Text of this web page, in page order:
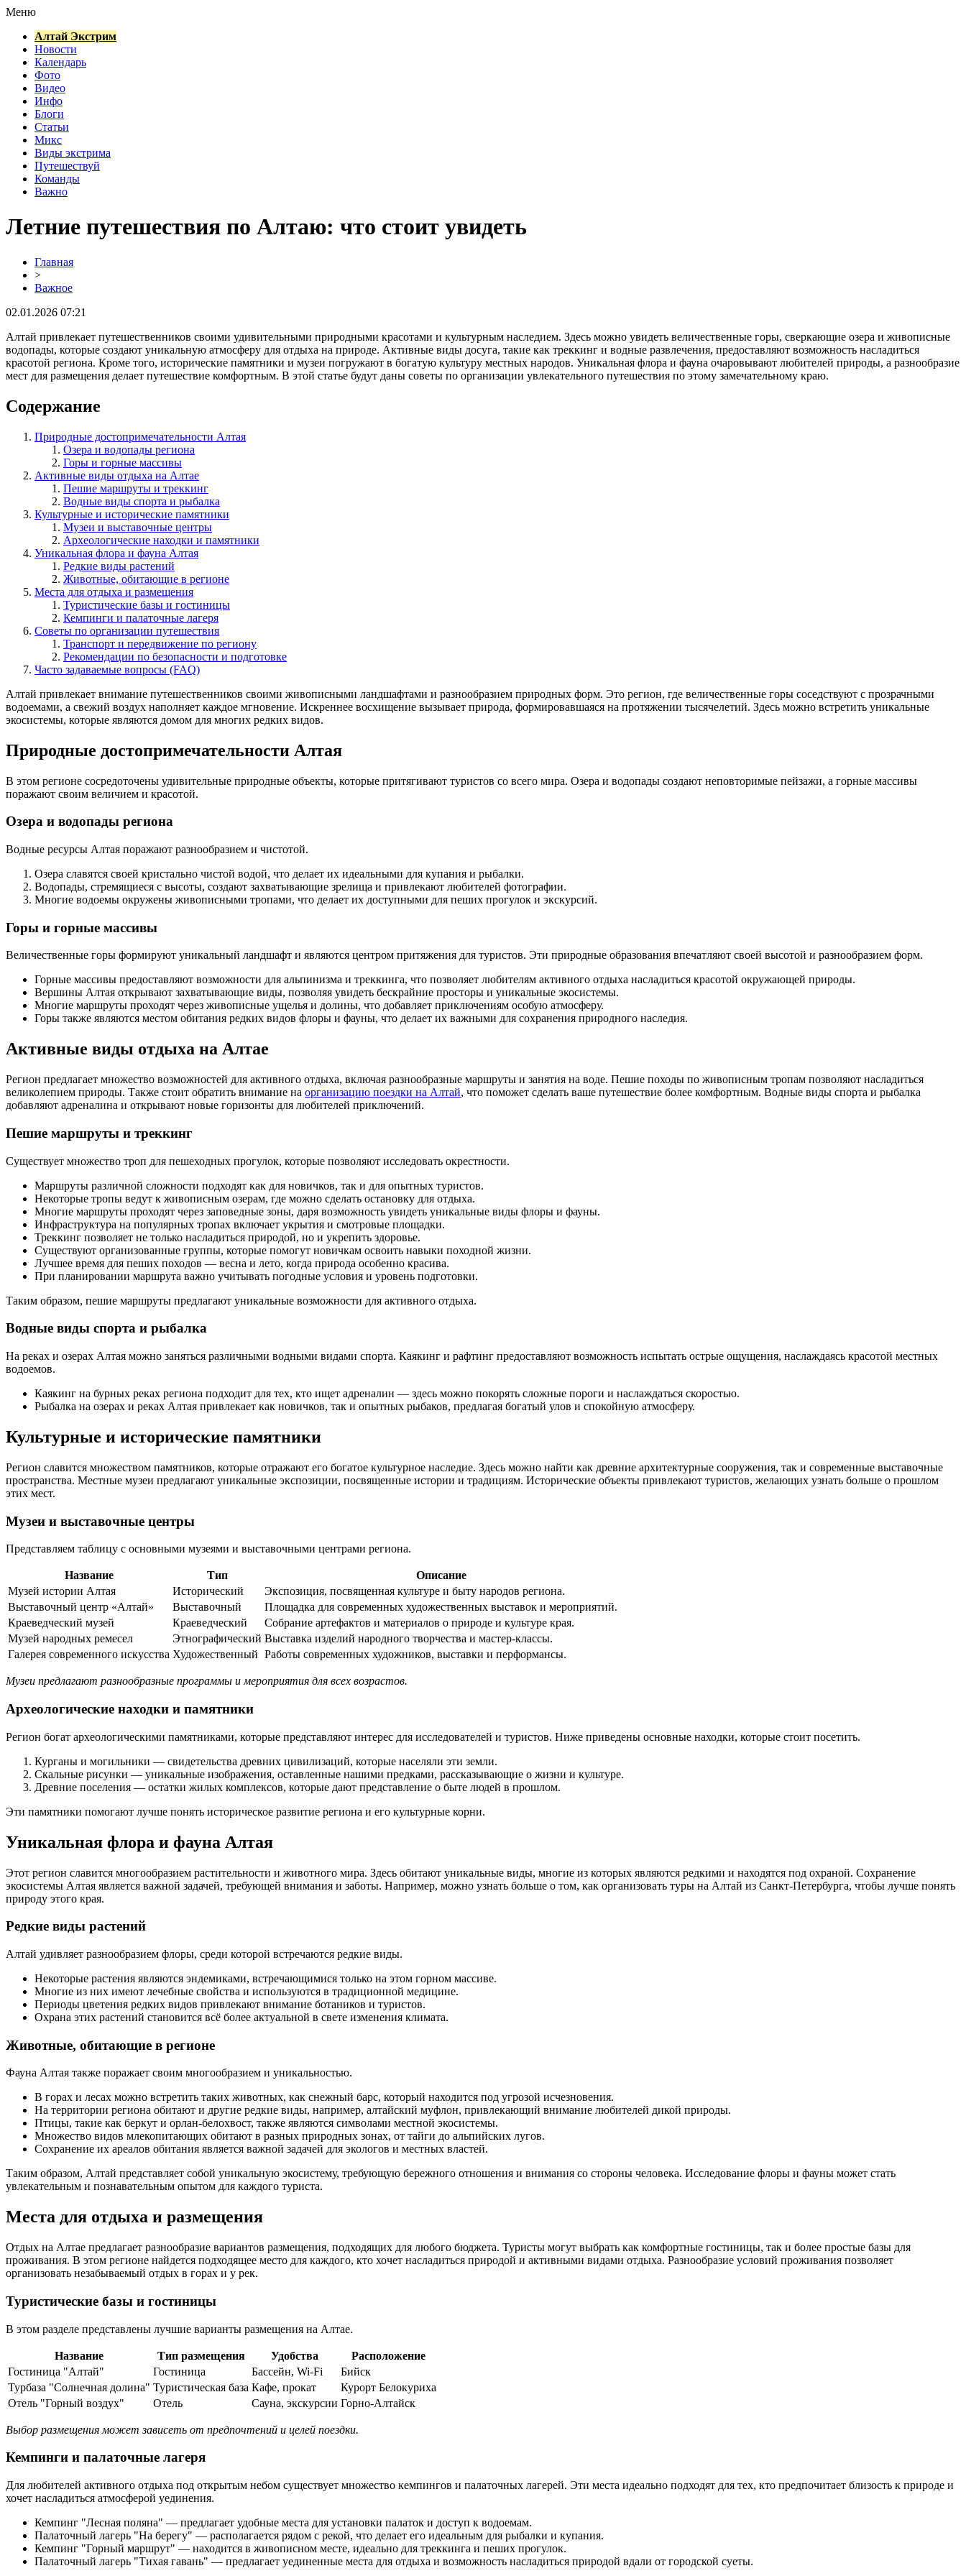
Меню
Алтай Экстрим
Новости
Календарь
Фото
Видео
Инфо
Блоги
Статьи
Микс
Виды экстрима
Путешествуй
Команды
Важно
Летние путешествия по Алтаю: что стоит увидеть
Главная
>
Важное
02.01.2026 07:21
Алтай привлекает путешественников своими удивительными природными красотами и культурным наследием. Здесь можно увидеть величественные горы, сверкающие озера и живописные
водопады, которые создают уникальную атмосферу для отдыха на природе. Активные виды досуга, такие как треккинг и водные развлечения, предоставляют возможность насладиться
красотой региона. Кроме того, исторические памятники и музеи погружают в богатую культуру местных народов. Уникальная флора и фауна очаровывают любителей природы, а разнообразие
мест для размещения делает путешествие комфортным. В этой статье будут даны советы по организации увлекательного путешествия по этому замечательному краю.
Содержание
Природные достопримечательности Алтая
Озера и водопады региона
Горы и горные массивы
Активные виды отдыха на Алтае
Пешие маршруты и треккинг
Водные виды спорта и рыбалка
Культурные и исторические памятники
Музеи и выставочные центры
Археологические находки и памятники
Уникальная флора и фауна Алтая
Редкие виды растений
Животные, обитающие в регионе
Места для отдыха и размещения
Туристические базы и гостиницы
Кемпинги и палаточные лагеря
Советы по организации путешествия
Транспорт и передвижение по региону
Рекомендации по безопасности и подготовке
Часто задаваемые вопросы (FAQ)
Алтай привлекает внимание путешественников своими живописными ландшафтами и разнообразием природных форм. Это регион, где величественные горы соседствуют с прозрачными
водоемами, а свежий воздух наполняет каждое мгновение. Искреннее восхищение вызывает природа, формировавшаяся на протяжении тысячелетий. Здесь можно встретить уникальные
экосистемы, которые являются домом для многих редких видов.
Природные достопримечательности Алтая
В этом регионе сосредоточены удивительные природные объекты, которые притягивают туристов со всего мира. Озера и водопады создают неповторимые пейзажи, а горные массивы
поражают своим величием и красотой.
Озера и водопады региона
Водные ресурсы Алтая поражают разнообразием и чистотой.
Озера славятся своей кристально чистой водой, что делает их идеальными для купания и рыбалки.
Водопады, стремящиеся с высоты, создают захватывающие зрелища и привлекают любителей фотографии.
Многие водоемы окружены живописными тропами, что делает их доступными для пеших прогулок и экскурсий.
Горы и горные массивы
Величественные горы формируют уникальный ландшафт и являются центром притяжения для туристов. Эти природные образования впечатляют своей высотой и разнообразием форм.
Горные массивы предоставляют возможности для альпинизма и треккинга, что позволяет любителям активного отдыха насладиться красотой окружающей природы.
Вершины Алтая открывают захватывающие виды, позволяя увидеть бескрайние просторы и уникальные экосистемы.
Многие маршруты проходят через живописные ущелья и долины, что добавляет приключениям особую атмосферу.
Горы также являются местом обитания редких видов флоры и фауны, что делает их важными для сохранения природного наследия.
Активные виды отдыха на Алтае
Регион предлагает множество возможностей для активного отдыха, включая разнообразные маршруты и занятия на воде. Пешие походы по живописным тропам позволяют насладиться
великолепием природы. Также стоит обратить внимание на организацию поездки на Алтай, что поможет сделать ваше путешествие более комфортным. Водные виды спорта и рыбалка
добавляют адреналина и открывают новые горизонты для любителей приключений.
Пешие маршруты и треккинг
Существует множество троп для пешеходных прогулок, которые позволяют исследовать окрестности.
Маршруты различной сложности подходят как для новичков, так и для опытных туристов.
Некоторые тропы ведут к живописным озерам, где можно сделать остановку для отдыха.
Многие маршруты проходят через заповедные зоны, даря возможность увидеть уникальные виды флоры и фауны.
Инфраструктура на популярных тропах включает укрытия и смотровые площадки.
Треккинг позволяет не только насладиться природой, но и укрепить здоровье.
Существуют организованные группы, которые помогут новичкам освоить навыки походной жизни.
Лучшее время для пеших походов — весна и лето, когда природа особенно красива.
При планировании маршрута важно учитывать погодные условия и уровень подготовки.
Таким образом, пешие маршруты предлагают уникальные возможности для активного отдыха.
Водные виды спорта и рыбалка
На реках и озерах Алтая можно заняться различными водными видами спорта. Каякинг и рафтинг предоставляют возможность испытать острые ощущения, наслаждаясь красотой местных
водоемов.
Каякинг на бурных реках региона подходит для тех, кто ищет адреналин — здесь можно покорять сложные пороги и наслаждаться скоростью.
Рыбалка на озерах и реках Алтая привлекает как новичков, так и опытных рыбаков, предлагая богатый улов и спокойную атмосферу.
Культурные и исторические памятники
Регион славится множеством памятников, которые отражают его богатое культурное наследие. Здесь можно найти как древние архитектурные сооружения, так и современные выставочные
пространства. Местные музеи предлагают уникальные экспозиции, посвященные истории и традициям. Исторические объекты привлекают туристов, желающих узнать больше о прошлом
этих мест.
Музеи и выставочные центры
Представляем таблицу с основными музеями и выставочными центрами региона.
Название Тип
Описание
Музей истории Алтая
Исторический
Экспозиция, посвященная культуре и быту народов региона.
Выставочный центр «Алтай»
Выставочный
Площадка для современных художественных выставок и мероприятий.
Краеведческий музей
Краеведческий
Собрание артефактов и материалов о природе и культуре края.
Музей народных ремесел
Этнографический Выставка изделий народного творчества и мастер-классы.
Галерея современного искусства Художественный Работы современных художников, выставки и перформансы.
Музеи предлагают разнообразные программы и мероприятия для всех возрастов.
Археологические находки и памятники
Регион богат археологическими памятниками, которые представляют интерес для исследователей и туристов. Ниже приведены основные находки, которые стоит посетить.
Курганы и могильники — свидетельства древних цивилизаций, которые населяли эти земли.
Скальные рисунки — уникальные изображения, оставленные нашими предками, рассказывающие о жизни и культуре.
Древние поселения — остатки жилых комплексов, которые дают представление о быте людей в прошлом.
Эти памятники помогают лучше понять историческое развитие региона и его культурные корни.
Уникальная флора и фауна Алтая
Этот регион славится многообразием растительности и животного мира. Здесь обитают уникальные виды, многие из которых являются редкими и находятся под охраной. Сохранение
экосистемы Алтая является важной задачей, требующей внимания и заботы. Например, можно узнать больше о том, как организовать туры на Алтай из Санкт-Петербурга, чтобы лучше понять
природу этого края.
Редкие виды растений
Алтай удивляет разнообразием флоры, среди которой встречаются редкие виды.
Некоторые растения являются эндемиками, встречающимися только на этом горном массиве.
Многие из них имеют лечебные свойства и используются в традиционной медицине.
Периоды цветения редких видов привлекают внимание ботаников и туристов.
Охрана этих растений становится всё более актуальной в свете изменения климата.
Животные, обитающие в регионе
Фауна Алтая также поражает своим многообразием и уникальностью.
В горах и лесах можно встретить таких животных, как снежный барс, который находится под угрозой исчезновения.
На территории региона обитают и другие редкие виды, например, алтайский муфлон, привлекающий внимание любителей дикой природы.
Птицы, такие как беркут и орлан-белохвост, также являются символами местной экосистемы.
Множество видов млекопитающих обитают в разных природных зонах, от тайги до альпийских лугов.
Сохранение их ареалов обитания является важной задачей для экологов и местных властей.
Таким образом, Алтай представляет собой уникальную экосистему, требующую бережного отношения и внимания со стороны человека. Исследование флоры и фауны может стать
увлекательным и познавательным опытом для каждого туриста.
Места для отдыха и размещения
Отдых на Алтае предлагает разнообразие вариантов размещения, подходящих для любого бюджета. Туристы могут выбрать как комфортные гостиницы, так и более простые базы для
проживания. В этом регионе найдется подходящее место для каждого, кто хочет насладиться природой и активными видами отдыха. Разнообразие условий проживания позволяет
организовать незабываемый отдых в горах и у рек.
Туристические базы и гостиницы
В этом разделе представлены лучшие варианты размещения на Алтае.
Название Тип размещения Удобства
Расположение
Гостиница "Алтай"
Гостиница Бассейн, Wi-Fi
Бийск
Турбаза "Солнечная долина" Туристическая база Кафе, прокат
Курорт Белокуриха
Отель "Горный воздух"
Отель Сауна, экскурсии Горно-Алтайск
Выбор размещения может зависеть от предпочтений и целей поездки.
Кемпинги и палаточные лагеря
Для любителей активного отдыха под открытым небом существует множество кемпингов и палаточных лагерей. Эти места идеально подходят для тех, кто предпочитает близость к природе и
хочет насладиться атмосферой уединения.
Кемпинг "Лесная поляна" — предлагает удобные места для установки палаток и доступ к водоемам.
Палаточный лагерь "На берегу" — располагается рядом с рекой, что делает его идеальным для рыбалки и купания.
Кемпинг "Горный маршрут" — находится в живописном месте, идеально для треккинга и пеших прогулок.
Палаточный лагерь "Тихая гавань" — предлагает уединенные места для отдыха и возможность насладиться природой вдали от городской суеты.